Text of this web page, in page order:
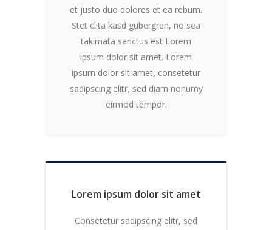
et justo duo dolores et ea rebum.
Stet clita kasd gubergren, no sea
takimata sanctus est Lorem
ipsum dolor sit amet. Lorem
ipsum dolor sit amet, consetetur
sadipscing elitr, sed diam nonumy
eirmod tempor.
Lorem ipsum dolor sit amet
Consetetur sadipscing elitr, sed